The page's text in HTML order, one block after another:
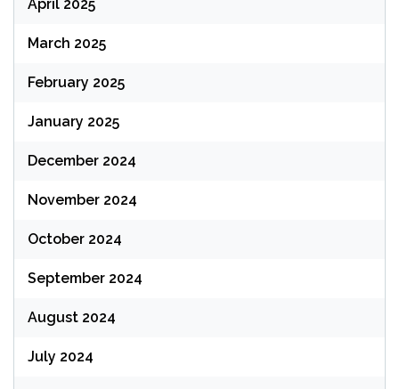
April 2025
March 2025
February 2025
January 2025
December 2024
November 2024
October 2024
September 2024
August 2024
July 2024